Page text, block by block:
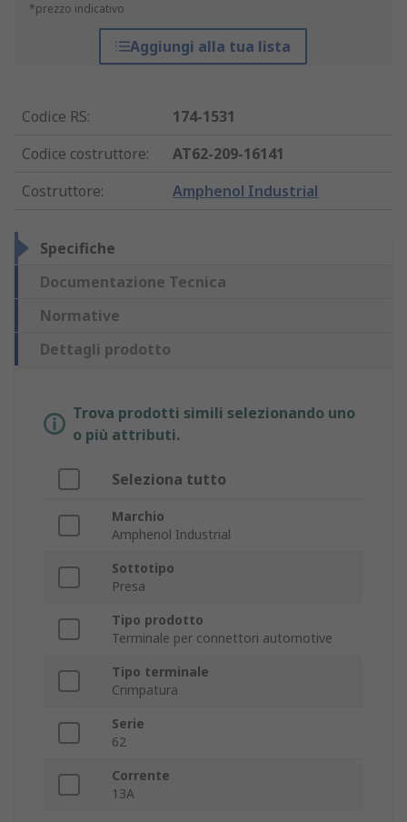
*prezzo indicativo
Aggiungi alla tua lista
Codice RS:
174-1531
Codice costruttore:
AT62-209-16141
Costruttore: Amphenol Industrial
Specifiche
Documentazione Tecnica
Normative
Dettagli prodotto
Trova prodotti simili selezionando uno
o più attributi.
Seleziona tutto
Marchio
Amphenol Industrial
Sottotipo
Presa
Tipo prodotto
Terminale per connettori automotive
Tipo terminale
Crimpatura
Serie
62
Corrente
13A